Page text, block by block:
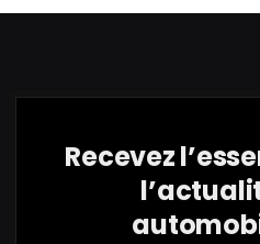
Recevez